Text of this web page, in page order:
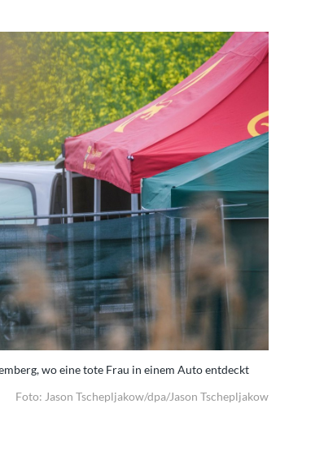
wo eine tote Frau in einem Auto entdeckt
Foto: Jason Tschepljakow/dpa/Jason Tschepljakow